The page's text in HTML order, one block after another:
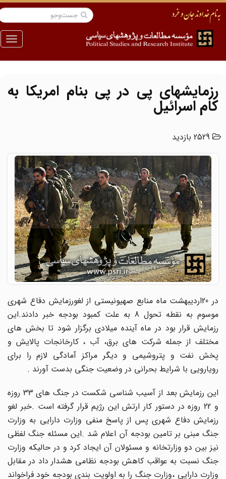
منو
رزمایشهای پی در پی بنام امریکا به
کام اسرائیل
2529 بازدید
در 20اردیبهشت ماه منابع صهیونیستی از لغورزمایش دفاع شهری
موسوم به نقطه تحول 8 به علت کمبود بودجه خبر دادند.این
رزمایش قرار بود در ماه آینده میلادی برگزار شود تا بخش های
مختلف از جمله شرکت های برق، آب ، کارخانجات پالایش و
پخش نفت و پتروشیمی و دیگر مراکز آمادگی لازم را برای
رویارویی با شرایط بحرانی در وضعیت جنگی بدست آورند .
این رزمایش بعد از آسیب شناسی شکست در جنگ های 33 روزه
و 22 روزه در دستور کار ارتش این رژیم قرار گرفته است .خبر لغو
رزمایش دفاع شهری پس از پاسخ منفی وزارت دارایی به وزارت
جنگ مبنی بر تامین بودجه آن اعلام شد .این مسئله جنگ لفظی
نیز بین دو وزارتخانه و مسئولان آن ایجاد کرد و در حالیکه وزارت
جنگ نسبت به عواقب کاهش بودجه نظامی هشدار داد در مقابل
وزارت دارایی ،وزارت جنگ را به اولویت بندی بودجه خود فراخواند